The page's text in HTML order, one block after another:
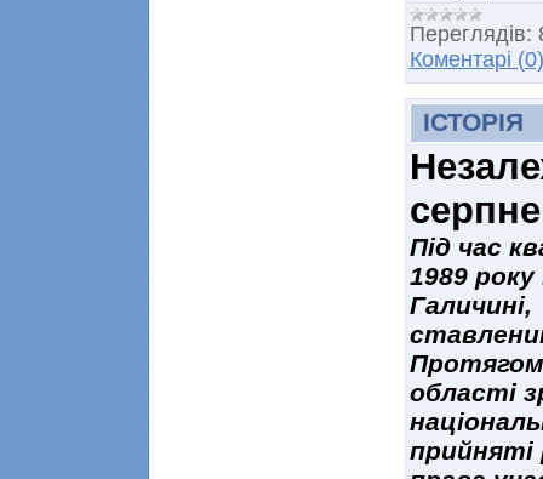
Переглядів:
Коментарі (0)
ІСТОРІЯ
Під час
1989 року
Протягом
області
прийняті